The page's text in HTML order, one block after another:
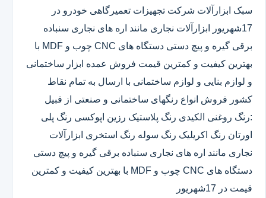
سبک ابزارآلات شرکت تجهیزات تعمیرگاهی خودرو در
17شهریور ابزارآلات نجاری مانند اره های نجاری سنباده
برقی گیره و پیچ دستی دستگاه های CNC چوب و MDF با
بهترین کیفیت و کمترین قیمت فروش عمده ابزار ساختمانی
و لوازم بنایی و لوازم ساختمانی با ارسال به تمام نقاط
کشور فروش انواع رنگهای ساختمانی و صنعتی از قبیل
:رنگ روغنی الکیدی رنگ پلاستیک رزین اپوکسی رنگ پلی
اورتان رنگ اکریلیک رنگ سوله رنگ استخری ابزارآلات
نجاری مانند اره های نجاری سنباده برقی گیره و پیچ دستی
دستگاه های CNC چوب و MDF با بهترین کیفیت و کمترین
قیمت در 17شهریور